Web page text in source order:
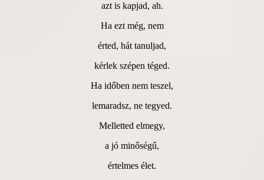
azt is kapjad, ah.
Ha ezt még, nem
érted, hát tanuljad,
kérlek szépen téged.
Ha időben nem teszel,
lemaradsz, ne tegyed.
Melletted elmegy,
a jó minőségű,
értelmes élet.